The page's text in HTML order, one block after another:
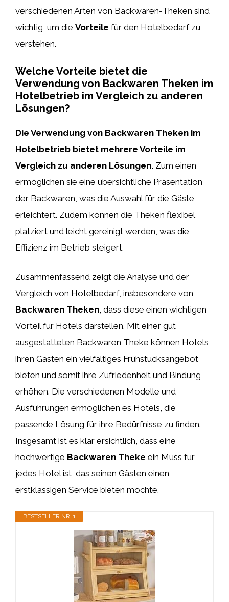
verschiedenen Arten von Backwaren-Theken sind
wichtig, um die Vorteile für den Hotelbedarf zu
verstehen.
Welche Vorteile bietet die
Verwendung von Backwaren Theken im
Hotelbetrieb im Vergleich zu anderen
Lösungen?
Die Verwendung von Backwaren Theken im
Hotelbetrieb bietet mehrere Vorteile im
Vergleich zu anderen Lösungen. Zum einen
ermöglichen sie eine übersichtliche Präsentation
der Backwaren, was die Auswahl für die Gäste
erleichtert. Zudem können die Theken flexibel
platziert und leicht gereinigt werden, was die
Effizienz im Betrieb steigert.
Zusammenfassend zeigt die Analyse und der
Vergleich von Hotelbedarf, insbesondere von
Backwaren Theken, dass diese einen wichtigen
Vorteil für Hotels darstellen. Mit einer gut
ausgestatteten Backwaren Theke können Hotels
ihren Gästen ein vielfältiges Frühstücksangebot
bieten und somit ihre Zufriedenheit und Bindung
erhöhen. Die verschiedenen Modelle und
Ausführungen ermöglichen es Hotels, die
passende Lösung für ihre Bedürfnisse zu finden.
Insgesamt ist es klar ersichtlich, dass eine
hochwertige Backwaren Theke ein Muss für
jedes Hotel ist, das seinen Gästen einen
erstklassigen Service bieten möchte.
BESTSELLER NR. 1